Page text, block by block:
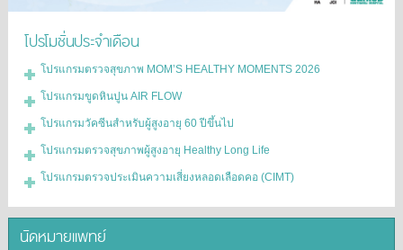
โปรโมชั่นประจำเดือน
โปรแกรมตรวจสุขภาพ MOM’S HEALTHY MOMENTS 2026
โปรแกรมขูดหินปูน AIR FLOW
โปรแกรมวัคซีนสำหรับผู้สูงอายุ 60 ปีขึ้นไป
โปรแกรมตรวจสุขภาพผู้สูงอายุ Healthy Long Life
โปรแกรมตรวจประเมินความเสี่ยงหลอดเลือดคอ (CIMT)
นัดหมายแพทย์